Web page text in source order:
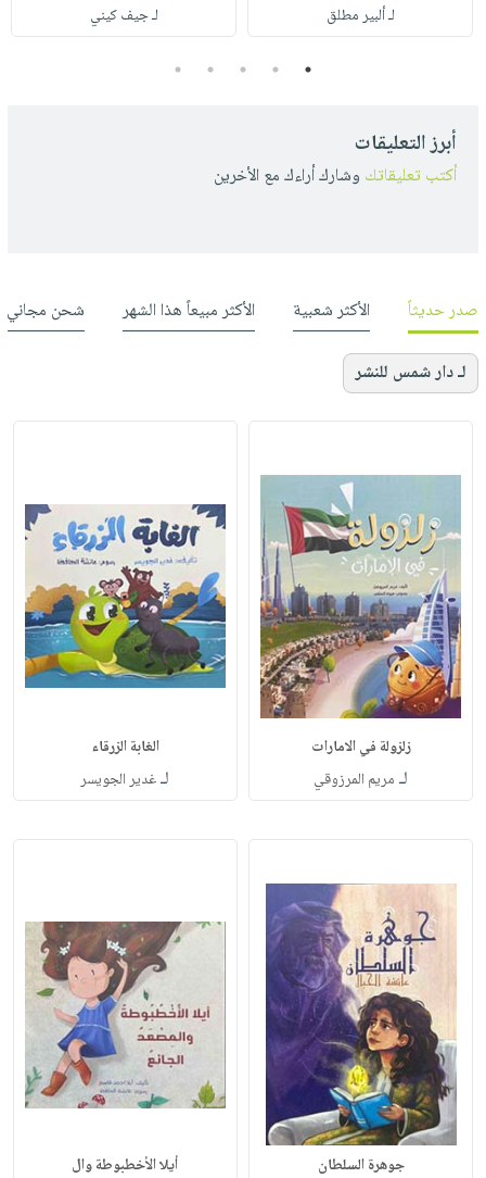
لـ ألبير مطلق لـ جيف كيني
1
2
3
4
5
أبرز التعليقات
أكتب تعليقاتك وشارك أراءك مع الأخرين
صدر حديثاً الأكثر شعبية الأكثر مبيعاً هذا الشهر شحن مجاني
لـ دار شمس للنشر
زلزولة في الامارات
لـ مريم المرزوقي
الغابة الزرقاء
لـغدير الجويسر
جوهرة السلطان أيلا الأخطبوطة وال